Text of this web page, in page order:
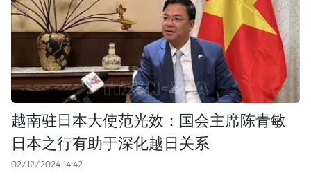
越南驻日本大使范光效：国会主席陈青敏
日本之行有助于深化越日关系
02/12/2024 14:42